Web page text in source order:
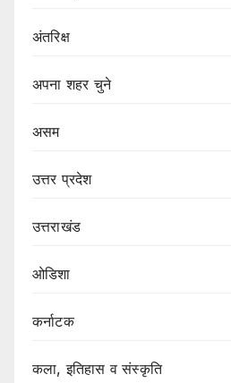
अंतरिक्ष
अपना शहर चुने
असम
उत्तर प्रदेश
उत्तराखंड
ओडिशा
कर्नाटक
कला, इतिहास व संस्कृति